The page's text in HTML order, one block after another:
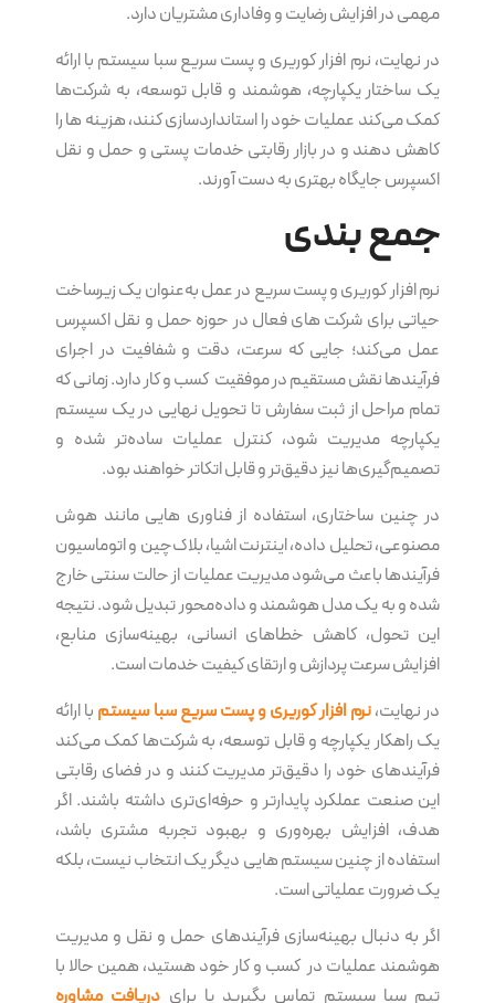
مهمی در افزایش رضایت و وفاداری مشتریان دارد.
در نهایت، نرم‌ افزار کوریری و پست سریع سبا سیستم با ارائه
یک ساختار یکپارچه، هوشمند و قابل توسعه، به شرکت‌ها
کمک می‌کند عملیات خود را استانداردسازی کنند، هزینه ها را
کاهش دهند و در بازار رقابتی خدمات پستی و حمل و نقل
اکسپرس جایگاه بهتری به دست آورند.
جمع بندی
نرم‌ افزار کوریری و پست سریع در عمل به‌عنوان یک زیرساخت
حیاتی برای شرکت های فعال در حوزه حمل و نقل اکسپرس
عمل می‌کند؛ جایی که سرعت، دقت و شفافیت در اجرای
فرآیندها نقش مستقیم در موفقیت کسب و کار دارد. زمانی که
تمام مراحل از ثبت سفارش تا تحویل نهایی در یک سیستم
یکپارچه مدیریت شود، کنترل عملیات ساده‌تر شده و
تصمیم‌گیری‌ها نیز دقیق‌تر و قابل اتکاتر خواهند بود.
در چنین ساختاری، استفاده از فناوری هایی مانند هوش
مصنوعی، تحلیل داده، اینترنت اشیا، بلاک‌چین و اتوماسیون
فرآیندها باعث می‌شود مدیریت عملیات از حالت سنتی خارج
شده و به یک مدل هوشمند و داده‌محور تبدیل شود. نتیجه
این تحول، کاهش خطاهای انسانی، بهینه‌سازی منابع،
افزایش سرعت پردازش و ارتقای کیفیت خدمات است.
در نهایت،نرم‌ افزار کوریری و پست سریع سبا سیستم با ارائه
یک راهکار یکپارچه و قابل توسعه، به شرکت‌ها کمک می‌کند
فرآیندهای خود را دقیق‌تر مدیریت کنند و در فضای رقابتی
این صنعت عملکرد پایدارتر و حرفه‌ای‌تری داشته باشند. اگر
هدف، افزایش بهره‌وری و بهبود تجربه مشتری باشد،
استفاده از چنین سیستم هایی دیگر یک انتخاب نیست، بلکه
یک ضرورت عملیاتی است.
اگر به دنبال بهینه‌سازی فرآیندهای حمل و نقل و مدیریت
هوشمند عملیات در کسب و کار خود هستید، همین حالا با
تیم سبا سیستم تماس بگیرید یا برای دریافت مشاوره